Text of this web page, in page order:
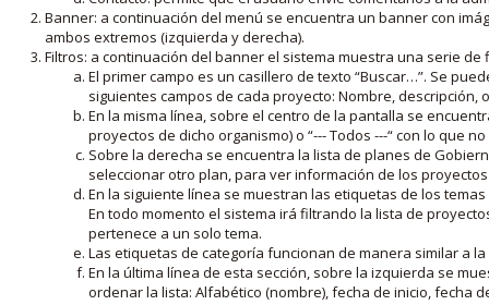
Banner: a continuación del menú se encuentra un banner con
ambos extremos (izquierda y derecha).
Filtros: a continuación del banner el sistema muestra una serie
El primer campo es un casillero de texto “Buscar…”. Se
siguientes campos de cada proyecto: Nombre,
En la misma línea, sobre el centro de la pantalla se
proyectos de dicho organismo) o “--- Todos ---“ con lo que
Sobre la derecha se encuentra la lista de planes de
seleccionar otro plan, para ver información de los
En la siguiente línea se muestran las etiquetas de los
En todo momento el sistema irá filtrando la lista de
pertenece a un solo tema.
Las etiquetas de categoría funcionan de manera similar a
En la última línea de esta sección, sobre la izquierda se
ordenar la lista: Alfabético (nombre), fecha de inicio, fecha